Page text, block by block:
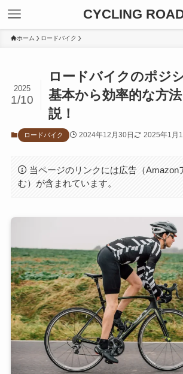
CYCLING
ホーム ロードバイク
ロードバイクのポジ
基本から効率的な方
説！
2025
1/10
ロードバイク 2024年12月30日 2025年1月
当ページのリンクには広告（Amazon
む）が含まれています。